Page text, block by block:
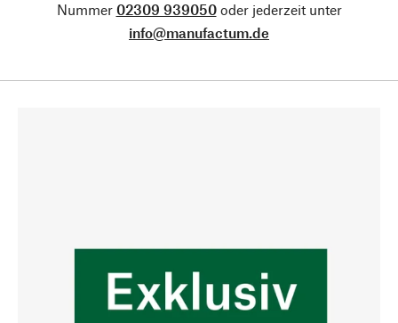
Nummer 02309 939050oder jederzeit unter
info@manufactum.de